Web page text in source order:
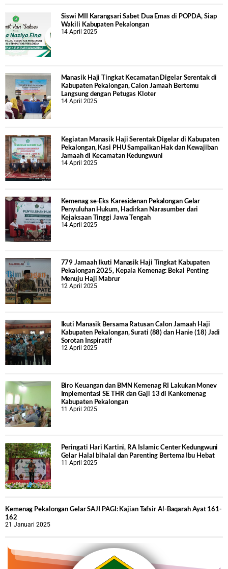
Siswi MII Karangsari Sabet Dua Emas di POPDA, Siap
Wakili Kabupaten Pekalongan
14 April 2025
Manasik Haji Tingkat Kecamatan Digelar Serentak di
Kabupaten Pekalongan, Calon Jamaah Bertemu
Langsung dengan Petugas Kloter
14 April 2025
Kegiatan Manasik Haji Serentak Digelar di Kabupaten
Pekalongan, Kasi PHU Sampaikan Hak dan Kewajiban
Jamaah di Kecamatan Kedungwuni
14 April 2025
Kemenag se-Eks Karesidenan Pekalongan Gelar
Penyuluhan Hukum, Hadirkan Narasumber dari
Kejaksaan Tinggi Jawa Tengah
14 April 2025
779 Jamaah Ikuti Manasik Haji Tingkat Kabupaten
Pekalongan 2025, Kepala Kemenag: Bekal Penting
Menuju Haji Mabrur
12 April 2025
Ikuti Manasik Bersama Ratusan Calon Jamaah Haji
Kabupaten Pekalongan, Surati (88) dan Hanie (18) Jadi
Sorotan Inspiratif
12 April 2025
Biro Keuangan dan BMN Kemenag RI Lakukan Monev
Implementasi SE THR dan Gaji 13 di Kankemenag
Kabupaten Pekalongan
11 April 2025
Peringati Hari Kartini, RA Islamic Center Kedungwuni
Gelar Halal bihalal dan Parenting Bertema Ibu Hebat
11 April 2025
Kemenag Pekalongan Gelar SAJI PAGI: Kajian Tafsir Al-Baqarah Ayat 161-
162
21 Januari 2025